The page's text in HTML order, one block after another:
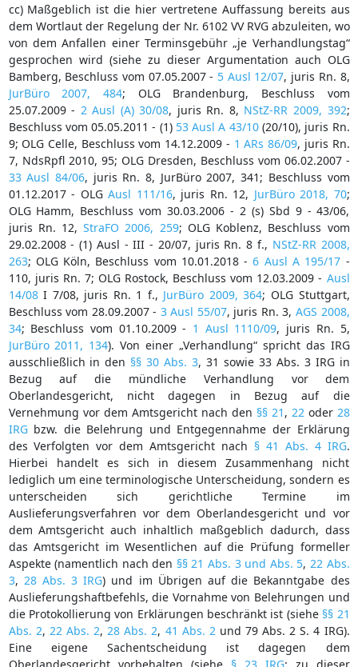
cc) Maßgeblich ist die hier vertretene Auffassung bereits aus
dem Wortlaut der Regelung der Nr. 6102 VV RVG abzuleiten, wo
von dem Anfallen einer Terminsgebühr „je Verhandlungstag“
gesprochen wird (siehe zu dieser Argumentation auch OLG
Bamberg, Beschluss vom 07.05.2007 - 5 Ausl 12/07, juris Rn. 8,
JurBüro 2007, 484; OLG Brandenburg, Beschluss vom
25.07.2009 - 2 Ausl (A) 30/08, juris Rn. 8, NStZ-RR 2009, 392;
Beschluss vom 05.05.2011 - (1) 53 Ausl A 43/10(20/10), juris Rn.
9; OLG Celle, Beschluss vom 14.12.2009 - 1 ARs 86/09, juris Rn.
7, NdsRpfl 2010, 95; OLG Dresden, Beschluss vom 06.02.2007 -
33 Ausl 84/06, juris Rn. 8, JurBüro 2007, 341; Beschluss vom
01.12.2017 - OLG Ausl 111/16, juris Rn. 12, JurBüro 2018, 70;
OLG Hamm, Beschluss vom 30.03.2006 - 2 (s) Sbd 9 - 43/06,
juris Rn. 12,StraFO 2006, 259; OLG Koblenz, Beschluss vom
29.02.2008 - (1) Ausl - III - 20/07, juris Rn. 8 f., NStZ-RR 2008,
263; OLG Köln, Beschluss vom 10.01.2018 -6 Ausl A 195/17 -
110, juris Rn. 7; OLG Rostock, Beschluss vom 12.03.2009 - Ausl
14/08I 7/08, juris Rn. 1 f., JurBüro 2009, 364; OLG Stuttgart,
Beschluss vom 28.09.2007 - 3 Ausl 55/07, juris Rn. 3, AGS 2008,
34; Beschluss vom 01.10.2009 - 1 Ausl 1110/09, juris Rn. 5,
JurBüro 2011, 134). Von einer „Verhandlung“ spricht das IRG
ausschließlich in den §§ 30 Abs. 3, 31 sowie 33 Abs. 3 IRG in
Bezug auf die mündliche Verhandlung vor dem
Oberlandesgericht, nicht dagegen in Bezug auf die
Vernehmung vor dem Amtsgericht nach den §§ 21 , 22 oder 28
IRGbzw. die Belehrung und Entgegennahme der Erklärung
des Verfolgten vor dem Amtsgericht nach § 41 Abs. 4 IRG.
Hierbei handelt es sich in diesem Zusammenhang nicht
lediglich um eine terminologische Unterscheidung, sondern es
unterscheiden sich gerichtliche Termine im
Auslieferungsverfahren vor dem Oberlandesgericht und vor
dem Amtsgericht auch inhaltlich maßgeblich dadurch, dass
das Amtsgericht im Wesentlichen auf die Prüfung formeller
Aspekte (namentlich nach den §§ 21 Abs. 3 und Abs. 5, 22 Abs.
3, 28 Abs. 3 IRG) und im Übrigen auf die Bekanntgabe des
Auslieferungshaftbefehls, die Vornahme von Belehrungen und
die Protokollierung von Erklärungen beschränkt ist (siehe §§ 21
Abs. 2, 22 Abs. 2, 28 Abs. 2, 41 Abs. 2 und 79 Abs. 2 S. 4 IRG).
Eine eigene Sachentscheidung ist dagegen dem
Oberlandesgericht vorbehalten (siehe § 23 IRG; zu dieser